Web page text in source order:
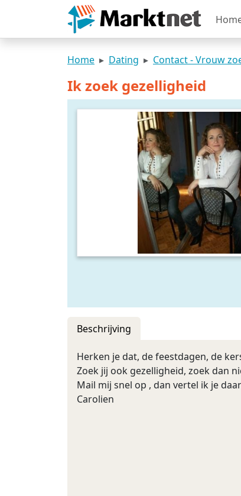
Home Dating Contact - Vrouw
Ik zoek gezelligheid
Beschrijving
Herken je dat, de feestdagen, de
Zoek jij ook gezelligheid, zoek dan
Mail mij snel op , dan vertel ik je
Carolien